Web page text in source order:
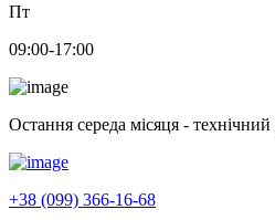
Пт
09:00-17:00
Остання середа місяця - технічний
+38 (099) 366-16-68